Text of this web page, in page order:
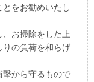
をお勧めいたし
お掃除をした上
りの負荷を和らげ
撃から守るもので